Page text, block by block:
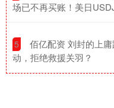
场已不再买账！美日
5
佰亿配资 刘封的上
动，拒绝救援关羽？